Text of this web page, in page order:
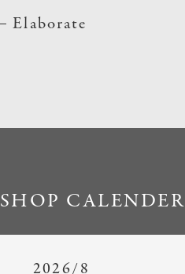
Elaborate
SHOP CALENDER
2026/8